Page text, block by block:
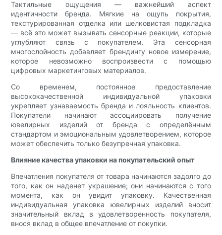
Тактильные ощущения — важнейший аспект
идентичности бренда. Мягкие на ощупь покрытия,
текстурированная отделка или шелковистая подкладка
— всё это может вызывать сенсорные реакции, которые
углубляют связь с покупателем. Эта сенсорная
многослойность добавляет брендингу новое измерение,
которое невозможно воспроизвести с помощью
цифровых маркетинговых материалов.
Со временем, постоянное предоставление
высококачественной индивидуальной упаковки
укрепляет узнаваемость бренда и лояльность клиентов.
Покупатели начинают ассоциировать получение
ювелирных изделий от бренда с определённым
стандартом и эмоциональным удовлетворением, которое
может обеспечить только безупречная упаковка.
Влияние качества упаковки на покупательский опыт
Впечатления покупателя от товара начинаются задолго до
того, как он наденет украшение; они начинаются с того
момента, как он увидит упаковку. Качественная
индивидуальная упаковка ювелирных изделий вносит
значительный вклад в удовлетворенность покупателя,
внося вклад в общее впечатление от покупки.